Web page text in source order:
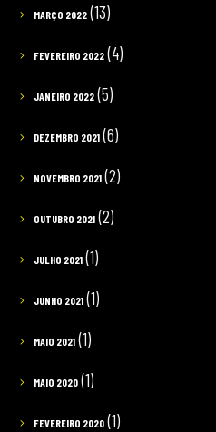
MARÇO 2022(13)
FEVEREIRO 2022(4)
JANEIRO 2022(5)
DEZEMBRO 2021(6)
NOVEMBRO 2021(2)
OUTUBRO 2021(2)
JULHO 2021(1)
JUNHO 2021(1)
MAIO 2021(1)
MAIO 2020(1)
FEVEREIRO 2020(1)